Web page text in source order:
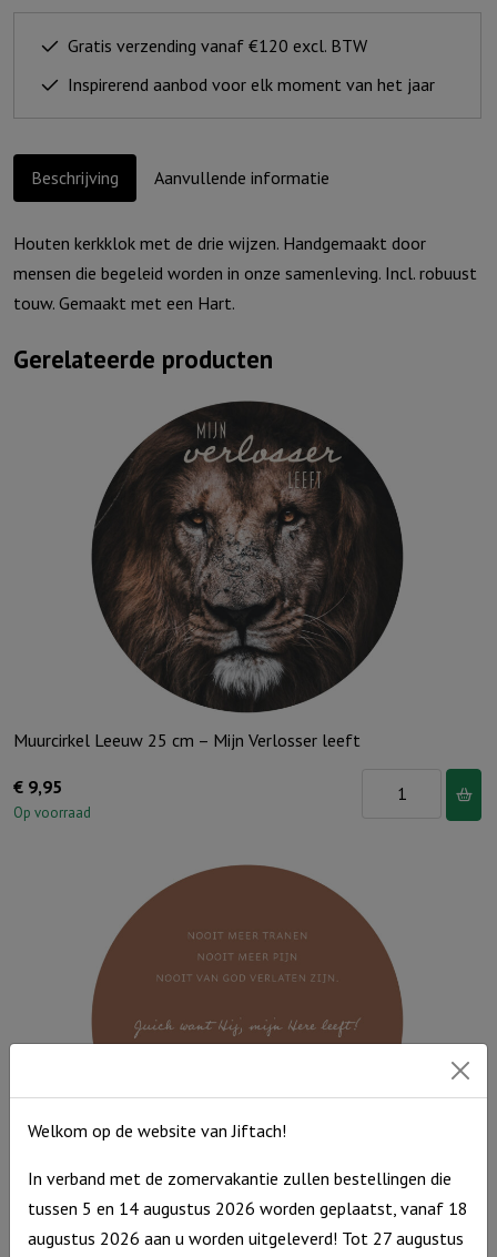
ons
aantal Gratis verzending vanaf €120 excl. BTW
Inspirerend aanbod voor elk moment van het jaar
Beschrijving Aanvullende informatie
Houten kerkklok met de drie wijzen. Handgemaakt door
mensen die begeleid worden in onze samenleving. Incl. robuust
touw. Gemaakt met een Hart.
Gerelateerde producten
Muurcirkel Leeuw 25 cm – Mijn Verlosser leeft
€ 9,95
Op voorraad
Muurcirkel
Mijn
Verlosser
leeft
Muurcirkel Bruin 25 cm – Nooit meer tranen
9,95 Muurcirkel
Welkom op de website van Jiftach!
In verband met de zomervakantie zullen bestellingen die
tussen 5 en 14 augustus 2026 worden geplaatst, vanaf 18
augustus 2026 aan u worden uitgeleverd! Tot 27 augustus